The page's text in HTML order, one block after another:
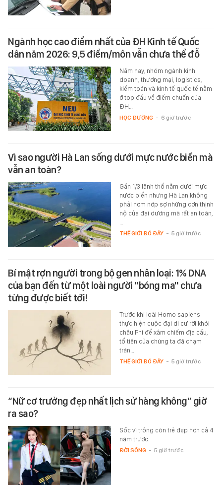
Ngành học cao điểm nhất của ĐH Kinh tế Quốc
dân năm 2026: 9,5 điểm/môn vẫn chưa thể đỗ
Năm nay, nhóm ngành kinh
doanh, thương mại, logistics,
kiểm toán và kinh tế quốc tế nằm
ở top đầu về điểm chuẩn của
ĐH…
HỌC ĐƯỜNG - 6 giờ trước
Vì sao người Hà Lan sống dưới mực nước biển mà
vẫn an toàn?
Gần 1/3 lãnh thổ nằm dưới mực
nước biển nhưng Hà Lan không
phải nơm nớp sợ những cơn thịnh
nộ của đại dương mà rất an toàn,
…
THẾ GIỚI ĐÓ ĐÂY - 5 giờ trước
Bí mật rợn người trong bộ gen nhân loại: 1% DNA
của bạn đến từ một loài người "bóng ma" chưa
từng được biết tới!
Trước khi loài Homo sapiens
thực hiện cuộc đại di cư rời khỏi
châu Phi để xâm chiếm địa cầu,
tổ tiên của chúng ta đã chạm
trán…
THẾ GIỚI ĐÓ ĐÂY - 5 giờ trước
“Nữ cơ trưởng đẹp nhất lịch sử hàng không” giờ
ra sao?
Sốc vì trông còn trẻ đẹp hơn cả 4
năm trước.
ĐỜI SỐNG - 5 giờ trước